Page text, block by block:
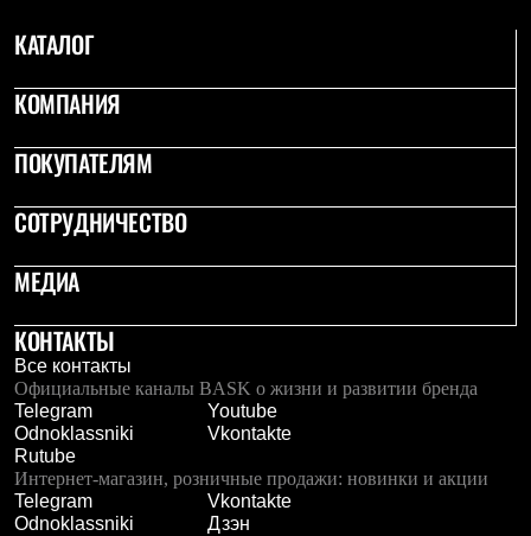
Комбинезоны
Брюки
Утепленная синтетикой
Куртки
Лёгкая одежда
Футболки
Брюки
Софтшелл одежда
Куртки
Флисовая одежда
Куртки
Брюки
Жилеты
Комбинезоны
Термобелье
Комплект термобелья
Снаряжение
Палатки и тенты
КАТАЛОГ
КОМПАНИЯ
ПОКУПАТЕЛЯМ
СОТРУДНИЧЕСТВО
МЕДИА
КОНТАКТЫ
Все контакты
Официальные каналы BASK о жизни и развитии бренда
Telegram
Youtube
Odnoklassniki
Vkontakte
Rutube
Интернет-магазин, розничные продажи: новинки и акции
Telegram
Vkontakte
Odnoklassniki
Дзэн